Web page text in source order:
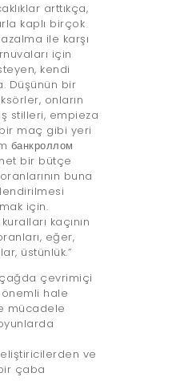
arttıkça,
kaplı birçok
ile karşı
için
kendi
Düşünün bir
onların
stilleri, empieza
bir maç gibi yeri
банкроллом
bir bütçe
buna
için.
kaçının
eğer,
üstünlük.”
çevrimiçi
hale
mücadele
ve
çaba